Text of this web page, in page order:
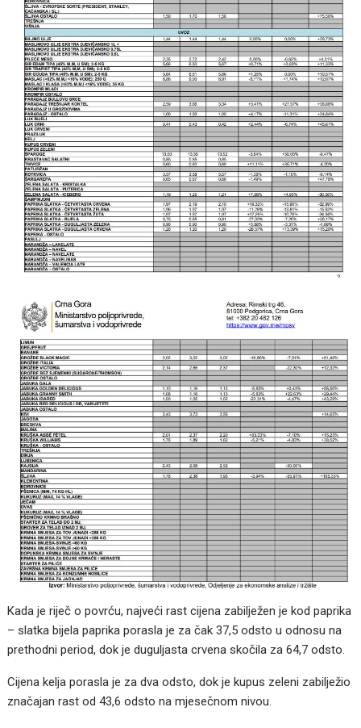
Kada je riječ o povrću, najveći rast cijena zabilježen je kod paprika
– slatka bijela paprika porasla je za čak 37,5 odsto u odnosu na
prethodni period, dok je duguljasta crvena skočila za 64,7 odsto.
Cijena kelja porasla je za dva odsto, dok je kupus zeleni zabilježio
značajan rast od 43,6 odsto na mjesečnom nivou.